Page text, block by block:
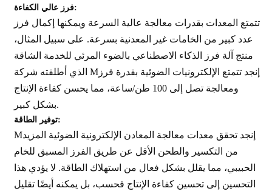
فرز عالي الكفاءة:
تتمتع المعدات بقدرات معالجة عالية السرعة ويمكنها إكمال فرز
عدد كبير من الخامات غير المعدنية بسرعة. على سبيل المثال،
منتج آلة فرز الذكاء الاصطناعي بالضوء المرئي للخدمة الشاقة
الذي أطلقته شركة M
إنجد تتمتع الإلكترونيات الضوئية بقدرة فرز
ومعالجة تصل إلى 100 طن/ساعة، مما يحسن كفاءة الإنتاج
بشكل كبير.
توفير الطاقة:
M إنجد تحقق معدات معالجة المعادن الإلكترونية الضوئية المزيد
من التكسير والطحن الأقل عن طريق الفرز المسبق للخام
الحبيبي، مما يقلل بشكل فعال من استهلاك الطاقة. لا يؤدي هذا
التحسين إلى تحسين كفاءة الإنتاج فحسب، بل يمكنه أيضًا تقليل